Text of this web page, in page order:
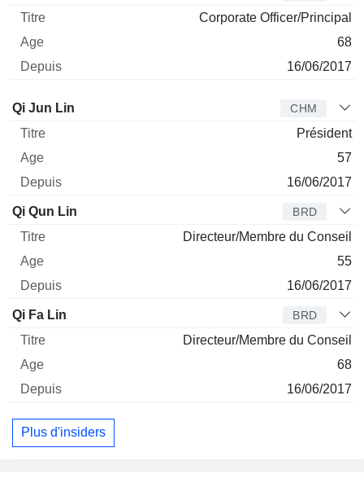
Corporate Officer/Principal
68
16/06/2017
Administrateur
Qi Jun Lin CHM
Président
57
16/06/2017
Qi Qun Lin BRD
Directeur/Membre du Conseil
55
16/06/2017
Qi Fa Lin BRD
Directeur/Membre du Conseil
68
16/06/2017
Plus d'insiders